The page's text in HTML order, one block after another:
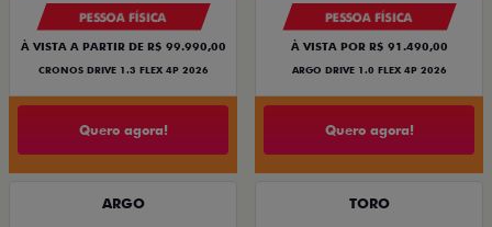
PESSOA FÍSICA
À VISTA A PARTIR DE R$ 99.990,00
CRONOS DRIVE 1.3 FLEX 4P 2026
Quero agora!
PESSOA FÍSICA
À VISTA POR R$ 91.490,00
ARGO DRIVE 1.0 FLEX 4P 2026
Quero agora!
ARGO TORO